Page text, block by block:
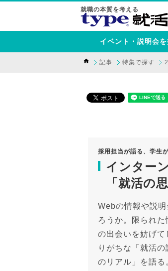
就職の本質を考える
イベント・説明会
記事 特集で探す
採用担当が語る、学生
インター
「就活の
Webの情報や説
ろうか。限られ
の出会いを妨げ
りがちな「就活
のリアル」を語